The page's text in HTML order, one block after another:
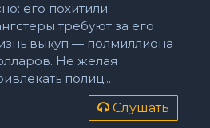
его похитили.
требуют за его
выкуп — полмиллиона
Не желая
полиц...
Слушать